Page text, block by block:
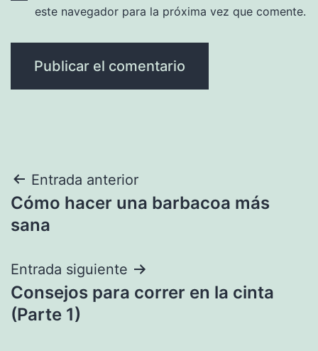
este navegador para la próxima vez que comente.
Navegación
de
Entrada anterior
Cómo hacer una barbacoa más
sana
Entrada siguiente
Consejos para correr en la cinta
(Parte 1)